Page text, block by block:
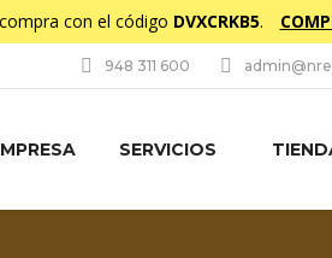
con el código DVXCRKB5.
948 311 600
SERVICIOS